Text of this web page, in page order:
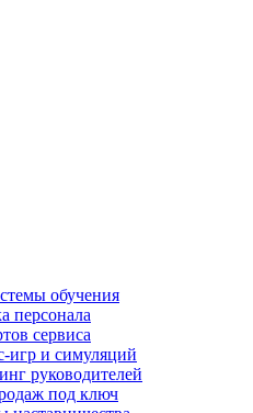
обучения
персонала
сервиса
игр и симуляций
руководителей
под ключ